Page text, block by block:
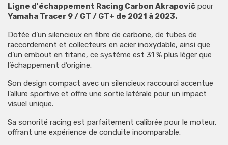
Ligne d'échappement Racing Carbon Akrapovič pour
Yamaha Tracer 9 / GT / GT+ de 2021 à 2023.
Dotée d’un silencieux en fibre de carbone, de tubes de
raccordement et collecteurs en acier inoxydable, ainsi que
d’un embout en titane, ce système est 31 % plus léger que
l’échappement d’origine.
Son design compact avec un silencieux raccourci accentue
l’allure sportive et offre une sortie latérale pour un impact
visuel unique.
Sa sonorité racing est parfaitement calibrée pour le moteur,
offrant une expérience de conduite incomparable.